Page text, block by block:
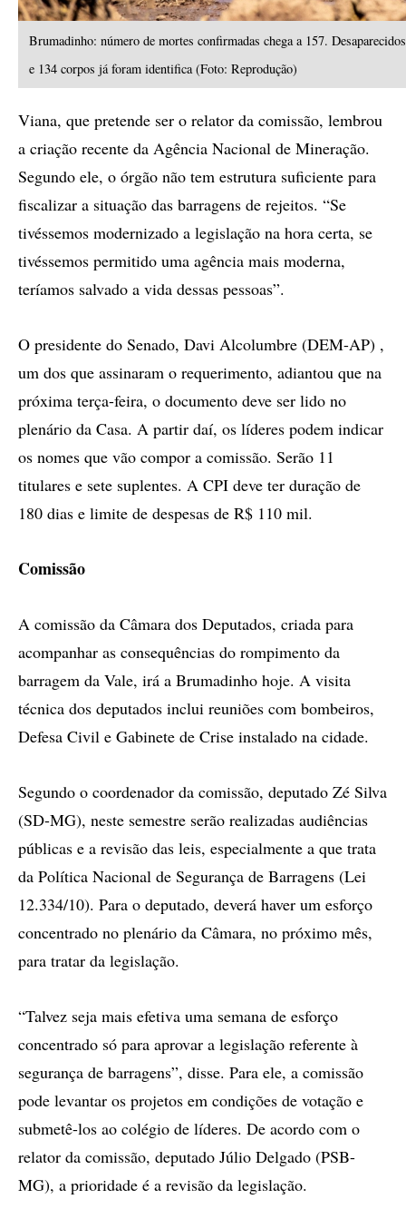
Brumadinho: número de mortes confirmadas chega a 157.
e 134 corpos já foram identifica (Foto: Reprodução)
Viana, que pretende ser o relator da comissão, lembrou
a criação recente da Agência Nacional de Mineração.
Segundo ele, o órgão não tem estrutura suficiente para
fiscalizar a situação das barragens de rejeitos. “Se
tivéssemos modernizado a legislação na hora certa, se
tivéssemos permitido uma agência mais moderna,
teríamos salvado a vida dessas pessoas”.
O presidente do Senado, Davi Alcolumbre (DEM-AP) ,
um dos que assinaram o requerimento, adiantou que na
próxima terça-feira, o documento deve ser lido no
plenário da Casa. A partir daí, os líderes podem indicar
os nomes que vão compor a comissão. Serão 11
titulares e sete suplentes. A CPI deve ter duração de
180 dias e limite de despesas de R$ 110 mil.
Comissão
A comissão da Câmara dos Deputados, criada para
acompanhar as consequências do rompimento da
barragem da Vale, irá a Brumadinho hoje. A visita
técnica dos deputados inclui reuniões com bombeiros,
Defesa Civil e Gabinete de Crise instalado na cidade.
Segundo o coordenador da comissão, deputado Zé Silva
(SD-MG), neste semestre serão realizadas audiências
públicas e a revisão das leis, especialmente a que trata
da Política Nacional de Segurança de Barragens (Lei
12.334/10). Para o deputado, deverá haver um esforço
concentrado no plenário da Câmara, no próximo mês,
para tratar da legislação.
“Talvez seja mais efetiva uma semana de esforço
concentrado só para aprovar a legislação referente à
segurança de barragens”, disse. Para ele, a comissão
pode levantar os projetos em condições de votação e
submetê-los ao colégio de líderes. De acordo com o
relator da comissão, deputado Júlio Delgado (PSB-
MG), a prioridade é a revisão da legislação.